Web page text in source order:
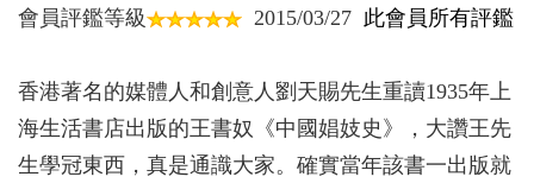
第六節 漢代官奴婢與娼妓
第四章 家妓及奴隸娼妓駢進時代
第一節 魏晉南北朝時代奴隸與娼妓
第二節 魏晉南北朝時代之家妓
會員評鑑等級 2015/03/27 此會員所有評鑑
香港著名的媒體人和創意人劉天賜先生重讀1935年上
海生活書店出版的王書奴《中國娼妓史》，大讚王先
生學冠東西，真是通識大家。確實當年該書一出版就